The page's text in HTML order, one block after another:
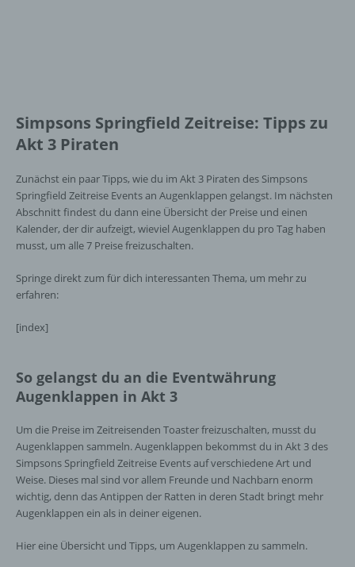
Simpsons Springfield Zeitreise: Tipps zu
Akt 3 Piraten
Zunächst ein paar Tipps, wie du im Akt 3 Piraten des Simpsons
Springfield Zeitreise Events an Augenklappen gelangst. Im nächsten
Abschnitt findest du dann eine Übersicht der Preise und einen
Kalender, der dir aufzeigt, wieviel Augenklappen du pro Tag haben
musst, um alle 7 Preise freizuschalten.
Springe direkt zum für dich interessanten Thema, um mehr zu
erfahren:
[index]
So gelangst du an die Eventwährung
Augenklappen in Akt 3
Um die Preise im Zeitreisenden Toaster freizuschalten, musst du
Augenklappen sammeln. Augenklappen bekommst du in Akt 3 des
Simpsons Springfield Zeitreise Events auf verschiedene Art und
Weise. Dieses mal sind vor allem Freunde und Nachbarn enorm
wichtig, denn das Antippen der Ratten in deren Stadt bringt mehr
Augenklappen ein als in deiner eigenen.
Hier eine Übersicht und Tipps, um Augenklappen zu sammeln.